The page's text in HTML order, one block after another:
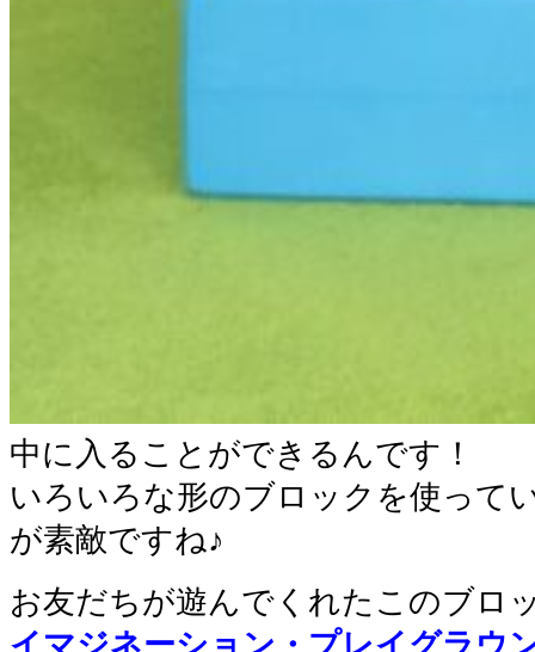
中に入ることができるんです！
いろいろな形のブロックを使って
が素敵ですね♪
お友だちが遊んでくれたこのブロ
イマジネーション・プレイグラウ